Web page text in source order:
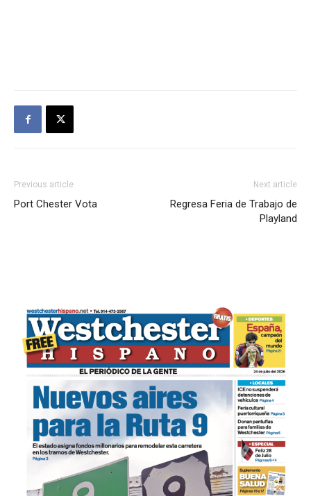
Previous article
Port Chester Vota
Next article
Regresa Feria de Trabajo de
Playland